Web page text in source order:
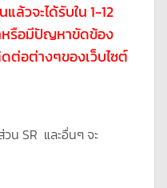
ล้วจะได้รับใน 1-12
หรือมีปัญหาขัดข้อง
อต่างๆของเว็บไซต์
น SR และอื่นๆ จะ